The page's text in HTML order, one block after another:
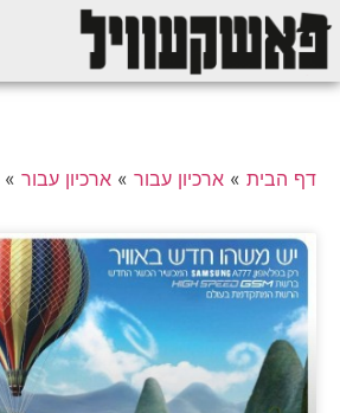
דף הבית » ארכיון עבור » ארכיון עבור »